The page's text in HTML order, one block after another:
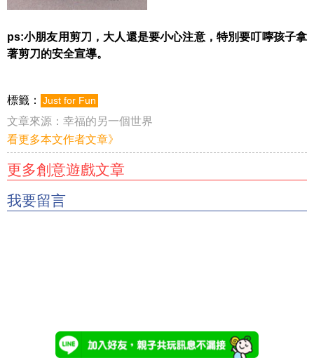
ps:小朋友用剪刀，大人還是要小心注意，特別要叮嚀孩子拿
著剪刀的安全宣導。
標籤： Just for Fun
文章來源： 幸福的另一個世界
看更多本文作者文章》
更多創意遊戲文章
我要留言